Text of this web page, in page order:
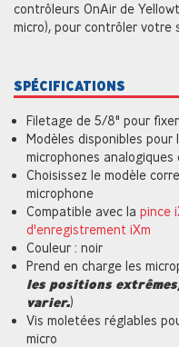
contrôleurs OnAir de
micro), pour contrôler votre
SPÉCIFICATIONS
Filetage de 5/8" pour
Modèles disponibles pour
microphones
Choisissez le modèle
microphone
Compatible avec lapince
d'enregistrement iXm
Couleur : noir
Prend en charge les
les positions
varier.)
Vis moletées réglables
micro